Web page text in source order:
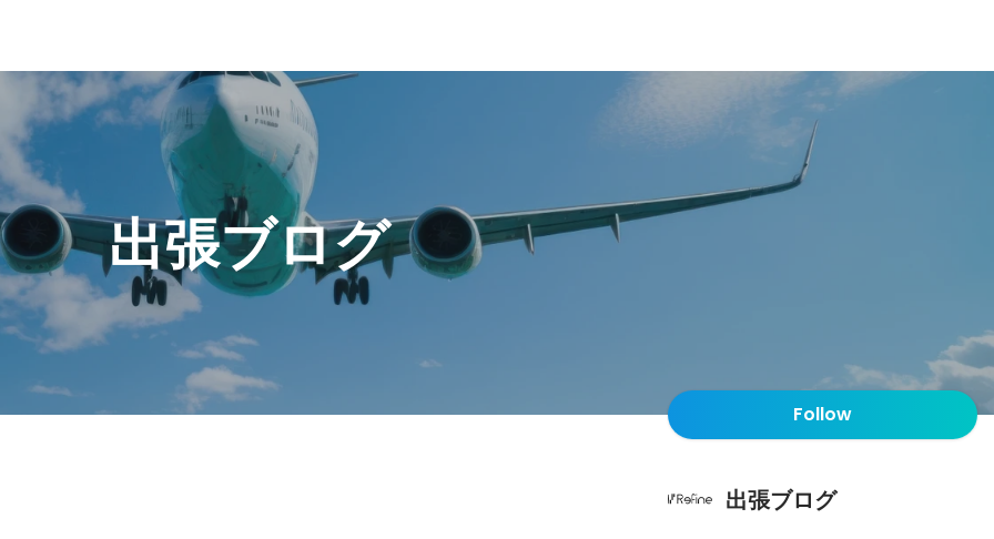
出張ブログ
Follow
出張ブログ